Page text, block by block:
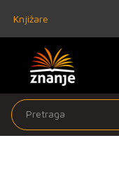
Knjižare